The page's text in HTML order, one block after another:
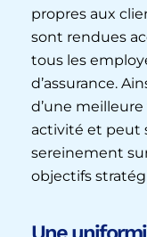
propres aux
sont rendues
tous les
d’assurance.
d’une
activité et peut
sereinement
objectifs